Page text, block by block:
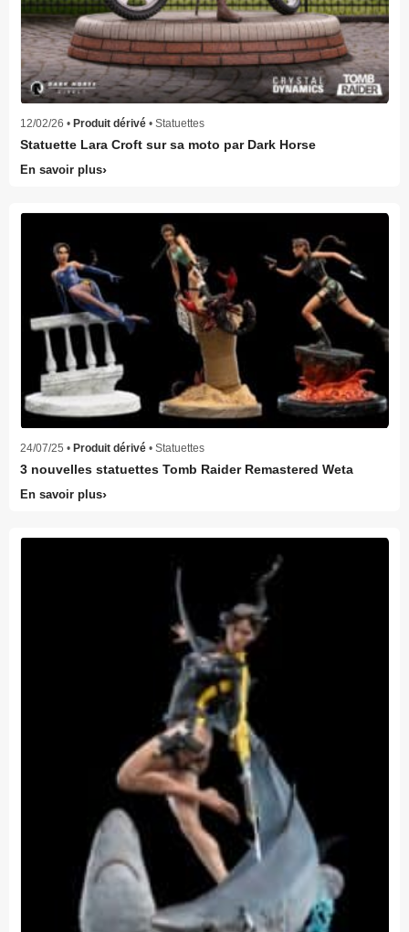
12/02/26 • Produit dérivé • Statuettes
Statuette Lara Croft sur sa moto par Dark Horse
En savoir plus
24/07/25 • Produit dérivé • Statuettes
3 nouvelles statuettes Tomb Raider Remastered Weta
En savoir plus